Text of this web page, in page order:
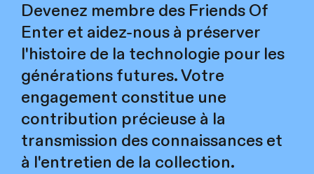
Devenez membre des Friends Of
Enter et aidez-nous à préserver
l'histoire de la technologie pour les
générations futures. Votre
engagement constitue une
contribution précieuse à la
transmission des connaissances et
à l'entretien de la collection.